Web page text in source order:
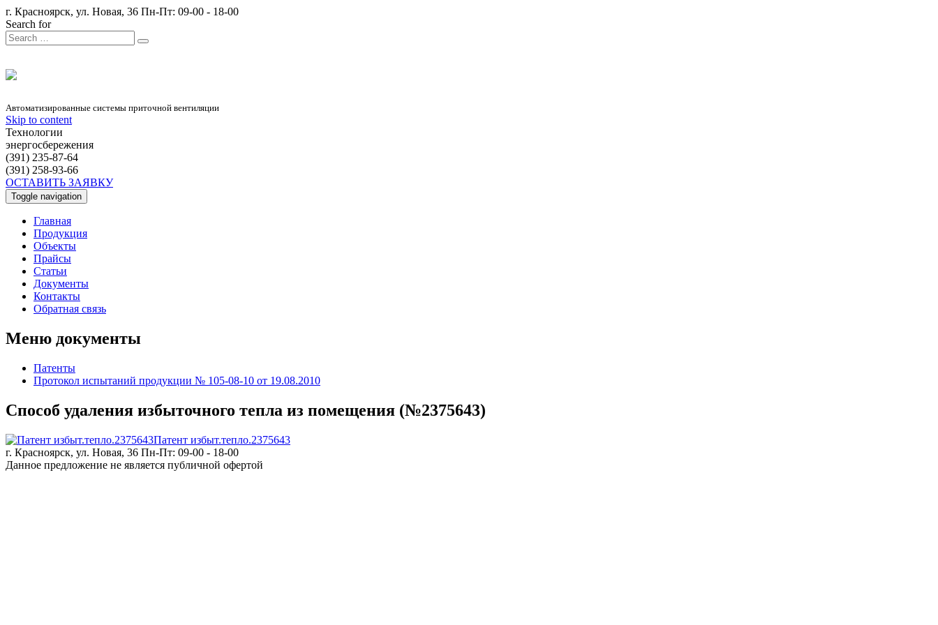
г. Красноярск, ул. Новая, 36 Пн-Пт: 09-00 - 18-00
Search for
Автоматизированные системы приточной вентиляции
Skip to content
Технологии
энергосбережения
(391) 235-87-64
(391) 258-93-66
ОСТАВИТЬ ЗАЯВКУ
Toggle navigation
Главная
Продукция
Объекты
Прайсы
Статьи
Документы
Контакты
Обратная связь
Меню документы
Патенты
Протокол испытаний продукции № 105-08-10 от 19.08.2010
Способ удаления избыточного тепла из помещения (№2375643)
Патент избыт.тепло.2375643
г. Красноярск, ул. Новая, 36 Пн-Пт: 09-00 - 18-00
Данное предложение не является публичной офертой